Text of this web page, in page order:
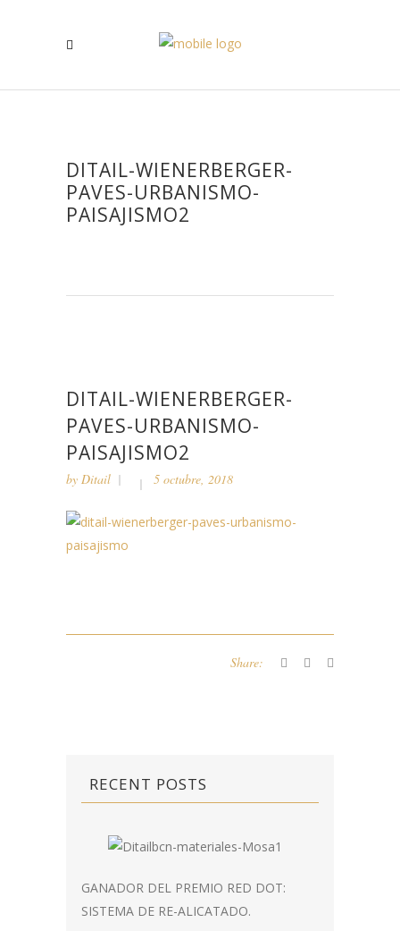
DITAIL-WIENERBERGER-
PAVES-URBANISMO-
PAISAJISMO2
DITAIL-WIENERBERGER-
PAVES-URBANISMO-
PAISAJISMO2
by Ditail 5 octubre, 2018
Share:
RECENT POSTS
GANADOR DEL PREMIO RED DOT:
SISTEMA DE RE-ALICATADO.